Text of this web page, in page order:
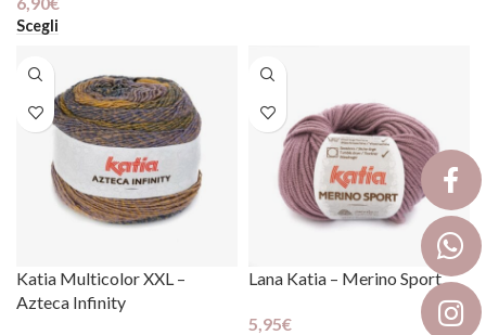
Scegli
Katia Multicolor XXL –
Azteca Infinity
Lana Katia – Merino Sport
5,95€